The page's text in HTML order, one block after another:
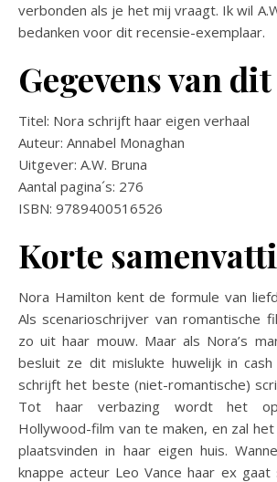
verbonden als je het mij vraagt. Ik wil
bedanken voor dit recensie-exemplaar.
Gegevens van
Titel: Nora schrijft haar eigen verhaal
Auteur: Annabel Monaghan
Uitgever: A.W. Bruna
Aantal pagina´s: 276
ISBN: 9789400516526
Korte
Nora Hamilton kent de formule van
Als scenarioschrijver van romantische
zo uit haar mouw. Maar als Nora’s
besluit ze dit mislukte huwelijk in
schrijft het beste (niet-romantische)
Tot haar verbazing wordt het
Hollywood-film van te maken, en zal
plaatsvinden in haar eigen huis.
knappe acteur Leo Vance haar ex gaat